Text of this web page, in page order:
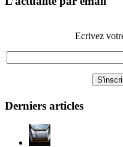
Ecrivez
Derniers articles